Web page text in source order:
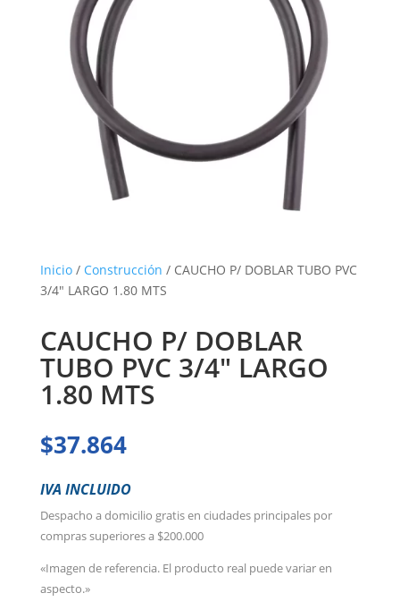
Inicio/ Construcción / CAUCHO P/ DOBLAR TUBO PVC
3/4″ LARGO 1.80 MTS
CAUCHO P/ DOBLAR
TUBO PVC 3/4″ LARGO
1.80 MTS
$37.864
IVA INCLUIDO
Despacho a domicilio gratis en ciudades principales por
compras superiores a $200.000
«Imagen de referencia. El producto real puede variar en
aspecto.»